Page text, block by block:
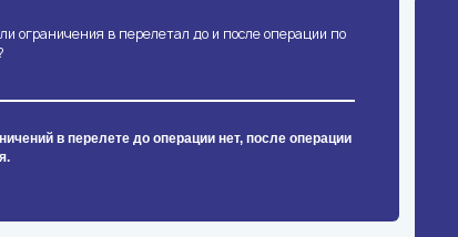
ограничения в перелетал до и после операции по
в перелете до операции нет, после операции